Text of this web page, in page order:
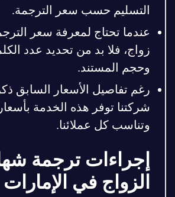
التسليم حسب سعر الترجمة.
عندما تحتاج لمعرفة سعر
زواج، فلا بد من تحديد عدد
وحجم المستند.
رغم تفاصيل الأسعار السابق
شركتنا توفر هذه الخدمة
وتناسب كل عملائنا.
إجراءات ترجمة
الزواج في الإمارات